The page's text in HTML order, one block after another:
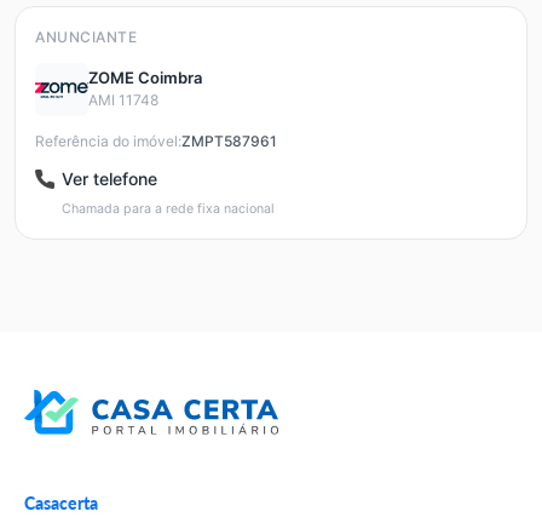
ANUNCIANTE
ZOME Coimbra
AMI 11748
Referência do imóvel:ZMPT587961
Ver telefone
Chamada para a rede fixa nacional
Casacerta